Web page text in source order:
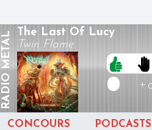
RADIO
METAL
The Last Of Lucy
Twin Flame
+
CONCOURS PODCASTS